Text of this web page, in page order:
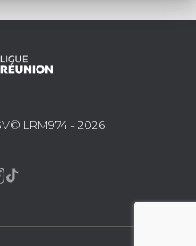
© LRM974 - 2026